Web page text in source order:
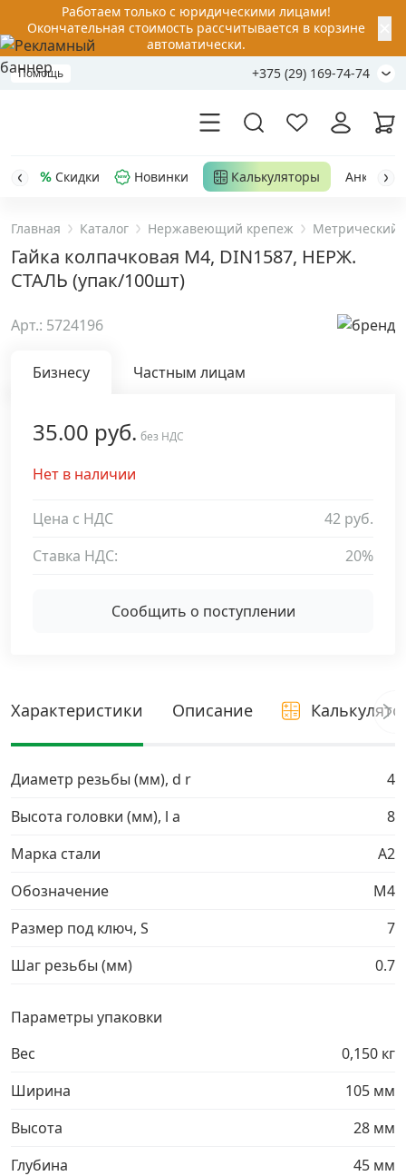
Работаем только с юридическими лицами!
Окончательная стоимость рассчитывается в корзине
автоматически.
Помощь +375 (29) 169-74-74
Акции
Распродажа
Уценка
Анкерная техника
Дюбельная техника
Хомуты и шуруп-шпильки
Грузовой крепеж
Кронштейны и крюки хозяйственные
Электро и бензоинструмент, оборудование›
Перфорированный крепеж
Скидки Новинки Калькуляторы Анкер-
Главная Каталог Нержавеющий крепеж Метрический
Гайка колпачковая М4, DIN1587, НЕРЖ.
СТАЛЬ (упак/100шт)
Арт.: 5724196
Бизнесу Частным лицам
35.00 руб. без НДС
Нет в наличии
Цена с НДС
42 руб.
Ставка НДС:
20%
Сообщить о поступлении
Характеристики Описание
Диаметр резьбы (мм), d r
4
Высота головки (мм), l a
8
Марка стали
A2
Обозначение
М4
Размер под ключ, S
7
Шаг резьбы (мм)
0.7
Параметры упаковки
Вес
0,150 кг
Ширина
105 мм
Высота
28 мм
Глубина
45 мм